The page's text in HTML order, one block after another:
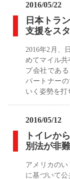
2016/05/22
日本トラ
支援をス
2016年2月、
めてマイル
プ会社であ
パートナー
いく姿勢を打
2016/05/12
トイレか
別法が非
アメリカの
に基づいて